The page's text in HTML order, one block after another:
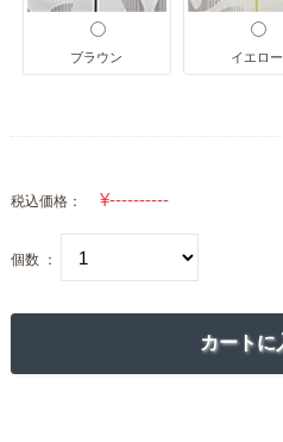
ブラウン イエロー
税込価格：
個数 ：